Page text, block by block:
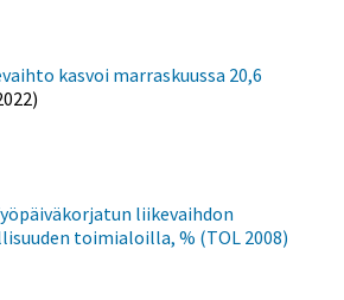
kasvoi marraskuussa 20,6
liikevaihdon
toimialoilla, % (TOL 2008)